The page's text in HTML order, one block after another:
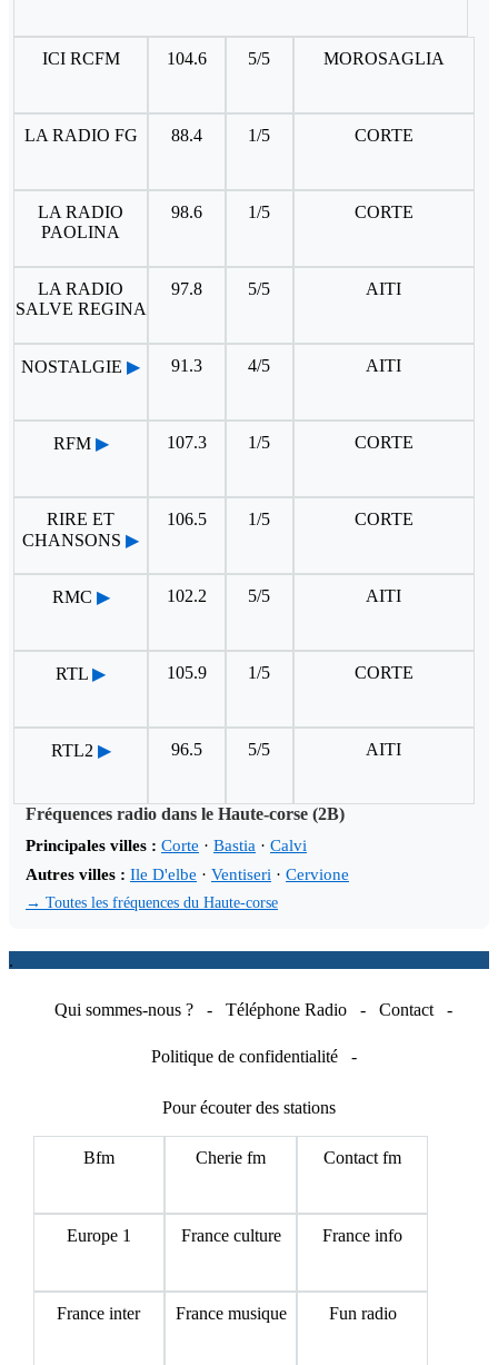
ICI RCFM 104.6 5/5 MOROSAGLIA
LA RADIO FG 88.4 1/5 CORTE
LA RADIO
PAOLINA
98.6 1/5 CORTE
LA RADIO
SALVE REGINA
97.8 5/5 AITI
NOSTALGIE ▶ 91.3 4/5 AITI
RFM ▶ 107.3 1/5 CORTE
RIRE ET
CHANSONS ▶
106.5 1/5 CORTE
RMC ▶ 102.2 5/5 AITI
RTL ▶ 105.9 1/5 CORTE
RTL2 ▶ 96.5 5/5 AITI
Fréquences radio dans le Haute-corse (2B)
Principales villes : Corte · Bastia · Calvi
Autres villes : Ile D'elbe · Ventiseri · Cervione
→ Toutes les fréquences du Haute-corse
.
Qui sommes-nous ? - Téléphone Radio - Contact -
Politique de confidentialité -
Pour écouter des stations
Bfm Cherie fm Contact fm
Europe 1 France culture France info
France inter France musique Fun radio